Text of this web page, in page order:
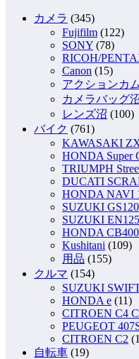
カメラ (345)
Fujifilm (122)
SONY (78)
RICOH/
Canon (15)
アクションカム
カメラバッグ
レンズ沼 (100)
バイク (761)
KAWASAKI
HONDA Super
TRIUMPH
DUCATI
HONDA NAVI
SUZUKI
SUZUKI
HONDA
Kushitani (109)
用品 (155)
クルマ (154)
SUZUKI
HONDA e (11)
CITROEN C4
PEUGEOT
CITROEN C2
自転車 (19)